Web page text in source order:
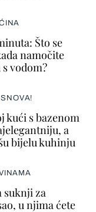
Što se
namočite
vodom?
kući s bazenom
a
bijelu kuhinju
suknji za
u njima ćete